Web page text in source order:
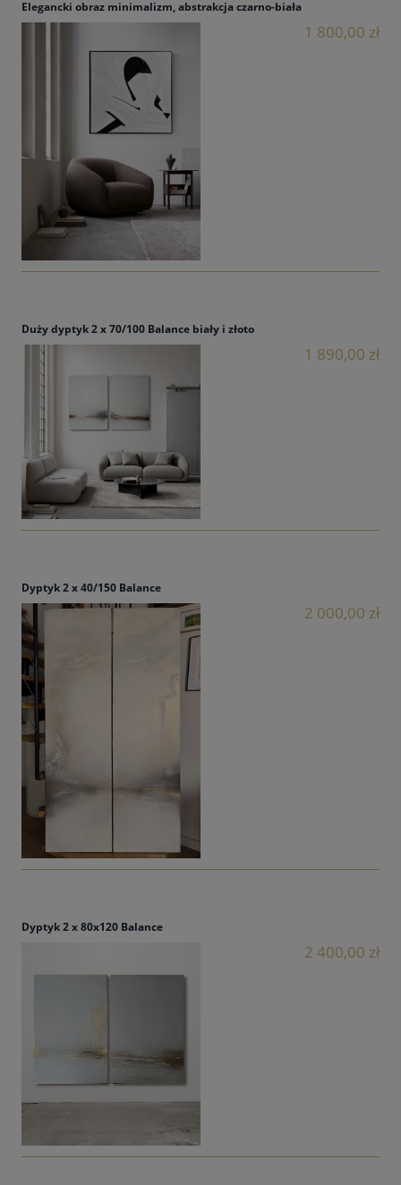
Elegancki obraz minimalizm, abstrakcja czarno-biała
1 800,00 zł
Duży dyptyk 2 x 70/100 Balance biały i złoto
1 890,00 zł
Dyptyk 2 x 40/150 Balance
2 000,00 zł
Dyptyk 2 x 80x120 Balance
2 400,00 zł